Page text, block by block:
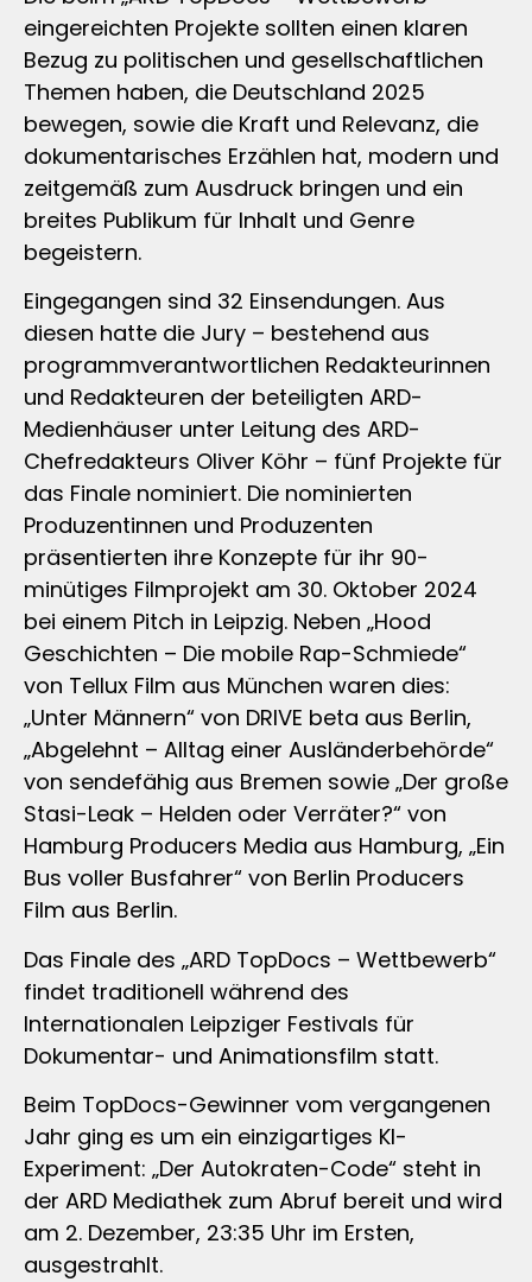
eingereichten Projekte sollten einen klaren
Bezug zu politischen und gesellschaftlichen
Themen haben, die Deutschland 2025
bewegen, sowie die Kraft und Relevanz, die
dokumentarisches Erzählen hat, modern und
zeitgemäß zum Ausdruck bringen und ein
breites Publikum für Inhalt und Genre
begeistern.
Eingegangen sind 32 Einsendungen. Aus
diesen hatte die Jury – bestehend aus
programmverantwortlichen Redakteurinnen
und Redakteuren der beteiligten ARD-
Medienhäuser unter Leitung des ARD-
Chefredakteurs Oliver Köhr – fünf Projekte für
das Finale nominiert. Die nominierten
Produzentinnen und Produzenten
präsentierten ihre Konzepte für ihr 90-
minütiges Filmprojekt am 30. Oktober 2024
bei einem Pitch in Leipzig. Neben „Hood
Geschichten – Die mobile Rap-Schmiede“
von Tellux Film aus München waren dies:
„Unter Männern“ von DRIVE beta aus Berlin,
„Abgelehnt – Alltag einer Ausländerbehörde“
von sendefähig aus Bremen sowie „Der große
Stasi-Leak – Helden oder Verräter?“ von
Hamburg Producers Media aus Hamburg, „Ein
Bus voller Busfahrer“ von Berlin Producers
Film aus Berlin.
Das Finale des „ARD TopDocs – Wettbewerb“
findet traditionell während des
Internationalen Leipziger Festivals für
Dokumentar- und Animationsfilm statt.
Beim TopDocs-Gewinner vom vergangenen
Jahr ging es um ein einzigartiges KI-
Experiment: „Der Autokraten-Code“ steht in
der ARD Mediathek zum Abruf bereit und wird
am 2. Dezember, 23:35 Uhr im Ersten,
ausgestrahlt.